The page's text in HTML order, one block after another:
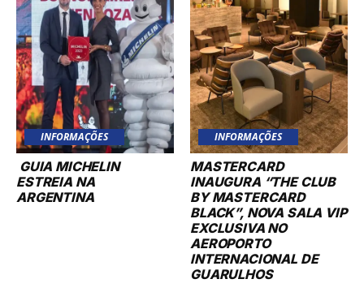
INFORMAÇÕES
GUIA MICHELIN
ESTREIA NA
ARGENTINA
INFORMAÇÕES
MASTERCARD
INAUGURA “THE CLUB
BY MASTERCARD
BLACK”, NOVA SALA VIP
EXCLUSIVA NO
AEROPORTO
INTERNACIONAL DE
GUARULHOS